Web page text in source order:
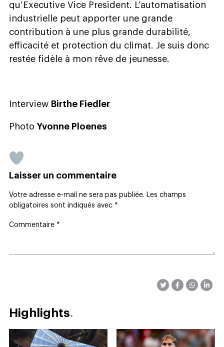
qu’Executive Vice President. L’automatisation
industrielle peut apporter une grande
contribution à une plus grande durabilité,
efficacité et protection du climat. Je suis donc
restée fidèle à mon rêve de jeunesse.
Interview Birthe Fiedler
Photo Yvonne Ploenes
Laisser un commentaire
Votre adresse e-mail ne sera pas publiée. Les champs
obligatoires sont indiqués avec *
Commentaire *
Highlights